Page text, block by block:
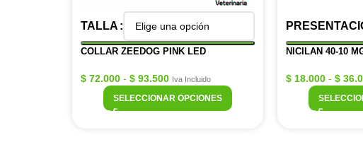
TALLA
COLLAR ZEEDOG PINK LED
$ 72.000 - $ 93.500 Iva Incluido
SELECCIONAR OPCIONES
NICILAN 40-10
$ 18.000 - $